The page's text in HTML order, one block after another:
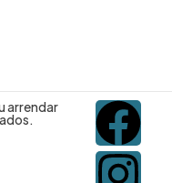
arrendar